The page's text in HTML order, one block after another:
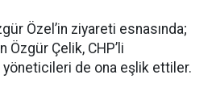
Özel’in ziyareti esnasında;
Özgür Çelik, CHP’li
de ona eşlik ettiler.